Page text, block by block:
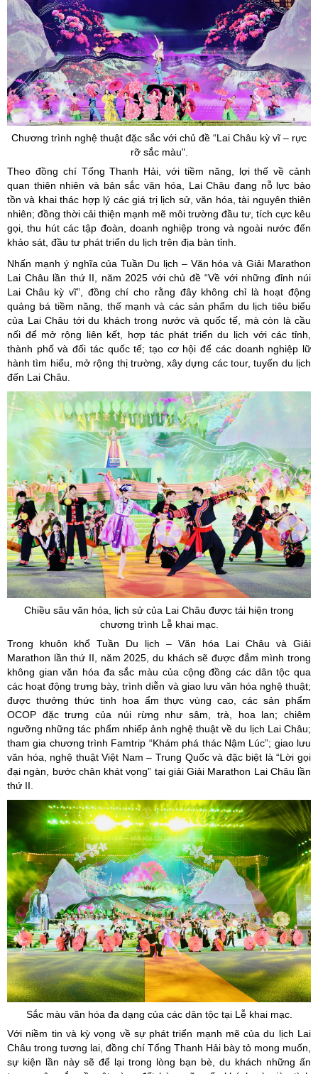
Chương trình nghệ thuật đặc sắc với chủ đề “Lai Châu kỳ vĩ – rực
rỡ sắc màu".
Theo đồng chí Tống Thanh Hải, với tiềm năng, lợi thế về cảnh
quan thiên nhiên và bản sắc văn hóa, Lai Châu đang nỗ lực bảo
tồn và khai thác hợp lý các giá trị lịch sử, văn hóa, tài nguyên thiên
nhiên; đồng thời cải thiện mạnh mẽ môi trường đầu tư, tích cực kêu
gọi, thu hút các tập đoàn, doanh nghiệp trong và ngoài nước đến
khảo sát, đầu tư phát triển du lịch trên địa bàn tỉnh.
Nhấn mạnh ý nghĩa của Tuần Du lịch – Văn hóa và Giải Marathon
Lai Châu lần thứ II, năm 2025 với chủ đề “Về với những đỉnh núi
Lai Châu kỳ vĩ”, đồng chí cho rằng đây không chỉ là hoạt động
quảng bá tiềm năng, thế mạnh và các sản phẩm du lịch tiêu biểu
của Lai Châu tới du khách trong nước và quốc tế, mà còn là cầu
nối để mở rộng liên kết, hợp tác phát triển du lịch với các tỉnh,
thành phố và đối tác quốc tế; tạo cơ hội để các doanh nghiệp lữ
hành tìm hiểu, mở rộng thị trường, xây dựng các tour, tuyến du lịch
đến Lai Châu.
Chiều sâu văn hóa, lịch sử của Lai Châu được tái hiện trong
chương trình Lễ khai mạc.
Trong khuôn khổ Tuần Du lịch – Văn hóa Lai Châu và Giải
Marathon lần thứ II, năm 2025, du khách sẽ được đắm mình trong
không gian văn hóa đa sắc màu của cộng đồng các dân tộc qua
các hoạt động trưng bày, trình diễn và giao lưu văn hóa nghệ thuật;
được thưởng thức tinh hoa ẩm thực vùng cao, các sản phẩm
OCOP đặc trưng của núi rừng như sâm, trà, hoa lan; chiêm
ngưỡng những tác phẩm nhiếp ảnh nghệ thuật về du lịch Lai Châu;
tham gia chương trình Famtrip “Khám phá thác Nậm Lúc”; giao lưu
văn hóa, nghệ thuật Việt Nam – Trung Quốc và đặc biệt là “Lời gọi
đại ngàn, bước chân khát vọng” tại giải Giải Marathon Lai Châu lần
thứ II.
Sắc màu văn hóa đa dạng của các dân tộc tại Lễ khai mạc.
Với niềm tin và kỳ vọng về sự phát triển mạnh mẽ của du lịch Lai
Châu trong tương lai, đồng chí Tống Thanh Hải bày tỏ mong muốn,
sự kiện lần này sẽ để lại trong lòng bạn bè, du khách những ấn